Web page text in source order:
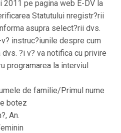
pe pagina web E-DV la
Statutului nregistr?rii
asupra select?rii dvs.
instruc?iunile despre cum
?i v? va notifica cu privire
programarea la interviul
de familie/Primul nume
botez
An.